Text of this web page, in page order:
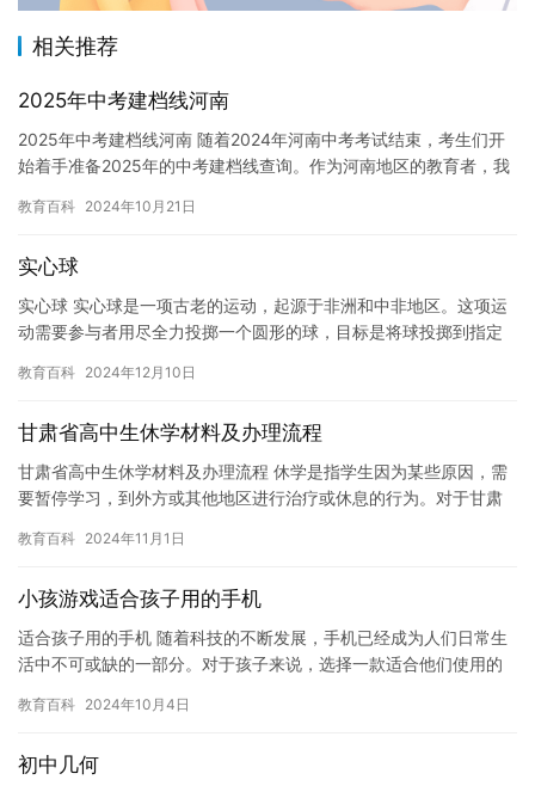
相关推荐
2025年中考建档线河南
2025年中考建档线河南 随着2024年河南中考考试结束，考生们开
始着手准备2025年的中考建档线查询。作为河南地区的教育者，我
教育百科 2024年10月21日
实心球
实心球 实心球是一项古老的运动，起源于非洲和中非地区。这项运
动需要参与者用尽全力投掷一个圆形的球，目标是将球投掷到指定
性…
教育百科 2024年12月10日
甘肃省高中生休学材料及办理流程
甘肃省高中生休学材料及办理流程 休学是指学生因为某些原因，需
要暂停学习，到外方或其他地区进行治疗或休息的行为。对于甘肃
料及…
教育百科 2024年11月1日
小孩游戏适合孩子用的手机
适合孩子用的手机 随着科技的不断发展，手机已经成为人们日常生
活中不可或缺的一部分。对于孩子来说，选择一款适合他们使用的
下…
教育百科 2024年10月4日
初中几何